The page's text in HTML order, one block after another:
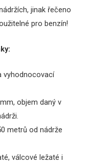
, jinak řečeno
pro benzín!
:
vyhodnocovací
mm, objem daný v
metrů od nádrže
, válcové ležaté i